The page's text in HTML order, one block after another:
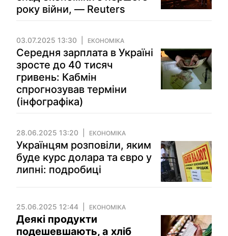
року війни, — Reuters
03.07.2025 13:30 ЕКОНОМІКА
Середня зарплата в Україні
зросте до 40 тисяч
гривень: Кабмін
спрогнозував терміни
(інфографіка)
28.06.2025 13:20 ЕКОНОМІКА
Українцям розповіли, яким
буде курс долара та євро у
липні: подробиці
25.06.2025 12:44 ЕКОНОМІКА
Деякі продукти
подешевшають, а хліб